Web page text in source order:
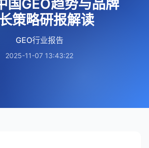
国GEO趋势与品牌
策略研报解读
GEO行业报告
2025-11-07 13:43:22